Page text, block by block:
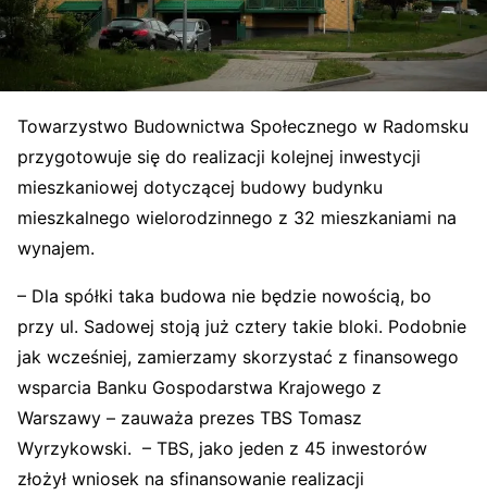
Towarzystwo Budownictwa Społecznego w Radomsku
przygotowuje się do realizacji kolejnej inwestycji
mieszkaniowej dotyczącej budowy budynku
mieszkalnego wielorodzinnego z 32 mieszkaniami na
wynajem.
– Dla spółki taka budowa nie będzie nowością, bo
przy ul. Sadowej stoją już cztery takie bloki. Podobnie
jak wcześniej, zamierzamy skorzystać z finansowego
wsparcia Banku Gospodarstwa Krajowego z
Warszawy – zauważa prezes TBS Tomasz
Wyrzykowski. – TBS, jako jeden z 45 inwestorów
złożył wniosek na sfinansowanie realizacji